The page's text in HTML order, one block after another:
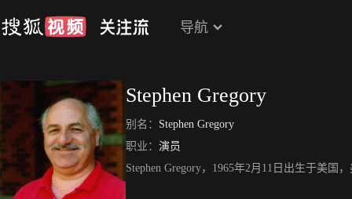
导航
Stephen Gregory
别名： Stephen Gregory
职业： 演员
Stephen Gregory，1965年2月11日出生于美国